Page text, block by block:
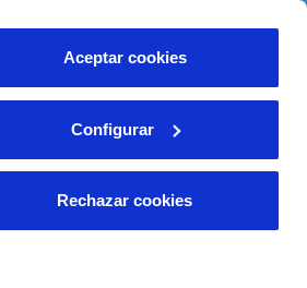
Aceptar cookies
Configurar
Rechazar cookies
anomalías o posibles